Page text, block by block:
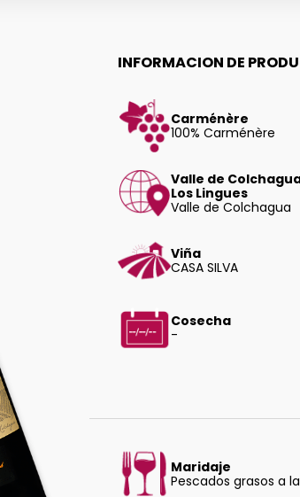
INFORMACION DE
Carménère
100% Carménère
Valle de
Los Lingues
Valle de Colchagua
Viña
CASA SILVA
Cosecha
-
Maridaje
Pescados grasos a